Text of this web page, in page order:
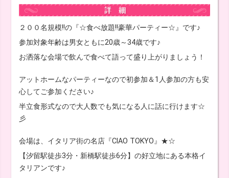
２００名規模!!の『☆食べ放題!!豪華パーティー☆』です♪
参加対象年齢は男女ともに20歳～34歳です♪
お洒落な会場で飲んで食べて語って盛り上がりましょう！
アットホームなパーティーなので初参加＆1人参加の方も安
心してご参加ください♪
半立食形式なので大人数でも気になる人に話に行けます☆
彡
会場は、イタリア街の名店『CIAO TOKYO』★☆
【汐留駅徒歩3分・新橋駅徒歩6分】の好立地にある本格イ
タリアンです♪